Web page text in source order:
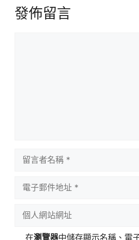
發佈留言
在瀏覽器中儲存顯示名稱、電